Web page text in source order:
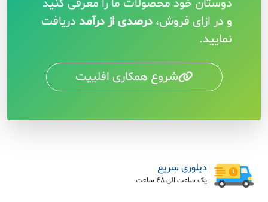
دوستان خود محصولات ما را معرفی کنید
و در ازای فروش، درصدی از درآمد دریافت
نمایید.
شروع همکاری افلییت
دیلوری سریع
یک ساعت الی 48 ساعت